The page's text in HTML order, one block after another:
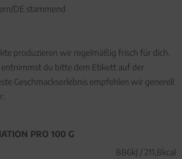
DE stammend
produzieren wir regelmäßig frisch für dich.
du bitte dem Etikett auf der
Geschmackserlebnis empfehlen wir generell
PRO 100 G
886kJ / 211,8kcal